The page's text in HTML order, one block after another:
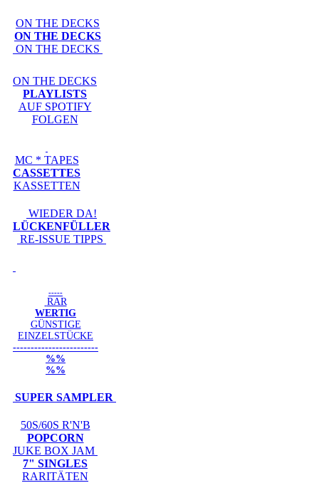
ON THE DECKS
ON THE DECKS
ON THE DECKS
ON THE DECKS
PLAYLISTS
AUF SPOTIFY
FOLGEN
MC * TAPES
CASSETTES
KASSETTEN
WIEDER DA!
LÜCKENFÜLLER
RE-ISSUE TIPPS
-----
RAR
WERTIG
GÜNSTIGE
EINZELSTÜCKE
------------------------
%%
%%
SUPER SAMPLER
50S/60S R'N'B
POPCORN
JUKE BOX JAM
7" SINGLES
RARITÄTEN